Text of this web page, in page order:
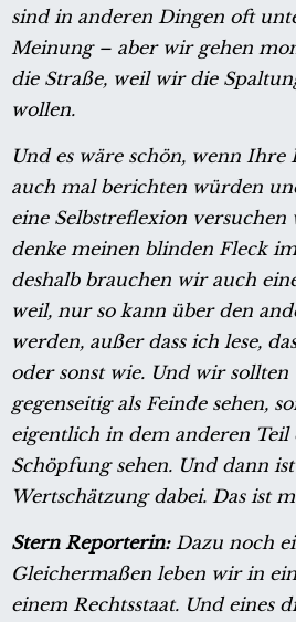
sind in anderen Dingen oft
Meinung – aber wir gehen
die Straße, weil wir die
wollen.
Und es wäre schön, wenn Ihre
auch mal berichten würden
eine Selbstreflexion
denke meinen blinden Fleck
deshalb brauchen wir auch
weil, nur so kann über den
werden, außer dass ich lese,
oder sonst wie. Und wir
gegenseitig als Feinde sehen,
eigentlich in dem anderen Teil
Schöpfung sehen. Und dann
Wertschätzung dabei. Das ist
Stern Reporterin:Dazu noch
Gleichermaßen leben wir in
einem Rechtsstaat. Und eines